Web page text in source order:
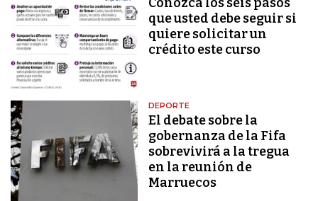
que usted debe seguir si
quiere solicitar un
crédito este curso
DEPORTE
El debate sobre la
gobernanza de la Fifa
sobrevivirá a la tregua
en la reunión de
Marruecos